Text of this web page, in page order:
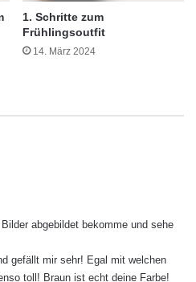
1. Schritte zum
Frühlingsoutfit
14. März 2024
abgebildet bekomme und sehe
gefällt mir sehr! Egal mit welchen
toll! Braun ist echt deine Farbe!